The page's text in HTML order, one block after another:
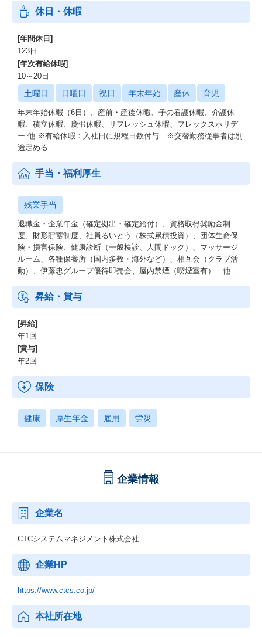
休日・休暇
[年間休日]
123日
[年次有給休暇]
10～20日
土曜日 日曜日 祝日 年末年始 産休 育児
年末年始休暇（6日）、産前・産後休暇、子の看護休暇、介護休
暇、積立休暇、慶弔休暇、リフレッシュ休暇、フレックスホリデ
ー 他 ※有給休暇：入社日に規程日数付与 ※交替勤務従事者は別
途定める
手当・福利厚生
残業手当
退職金・企業年金（確定拠出・確定給付）、資格取得奨励金制
度、財形貯蓄制度、社員るいとう（株式累積投資）、団体生命保
険・損害保険、健康診断（一般検診、人間ドック）、マッサージ
ルーム、各種保養所（国内多数・海外など）、相互会（クラブ活
動）、伊藤忠グループ優待即売会、屋内禁煙（喫煙室有） 他
昇給・賞与
[昇給]
年1回
[賞与]
年2回
保険
健康 厚生年金 雇用 労災
企業情報
企業名
CTCシステムマネジメント株式会社
企業HP
https://www.ctcs.co.jp/
本社所在地